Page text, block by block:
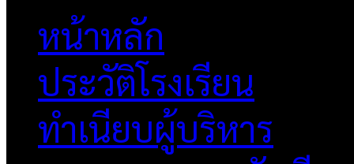
หน้าหลัก
ประวัติโรงเรียน
ทำเนียบผู้บริหาร